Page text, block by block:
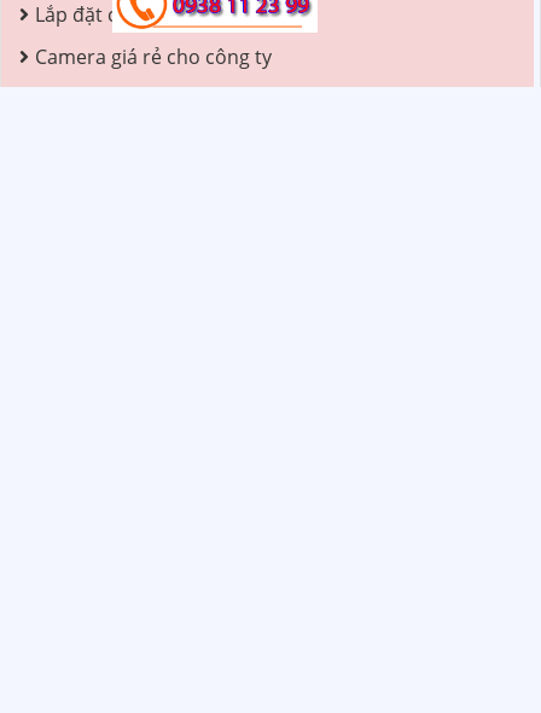
Lắp đặt camera công ty
Camera giá rẻ cho công ty